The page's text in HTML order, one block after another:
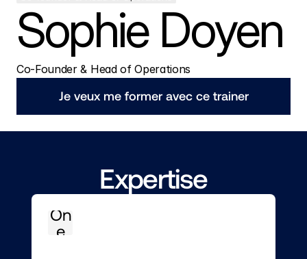
Sophie Doyen
Co-Founder & Head of Operations
Je veux me former avec ce trainer
Expertise
On
e